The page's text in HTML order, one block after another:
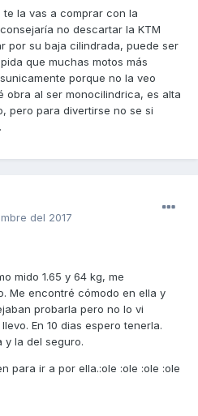
la vas a comprar con la
no descartar la KTM
por su baja cilindrada, puede ser
que muchas motos más
porque no la veo
obra al ser monocilindrica, es alta
pero para divertirse no se si
del 2017
mido 1.65 y 64 kg, me
Me encontré cómodo en ella y
probarla pero no lo vi
En 10 dias espero tenerla.
y la del seguro.
para ir a por ella.:ole :ole :ole :ole